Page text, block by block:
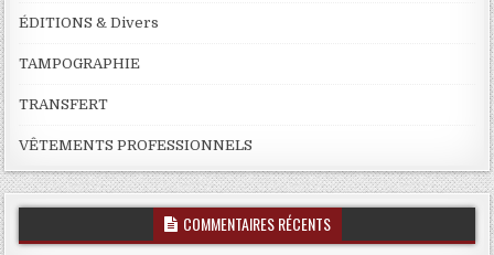
ÉDITIONS & Divers
TAMPOGRAPHIE
TRANSFERT
VÊTEMENTS PROFESSIONNELS
COMMENTAIRES RÉCENTS